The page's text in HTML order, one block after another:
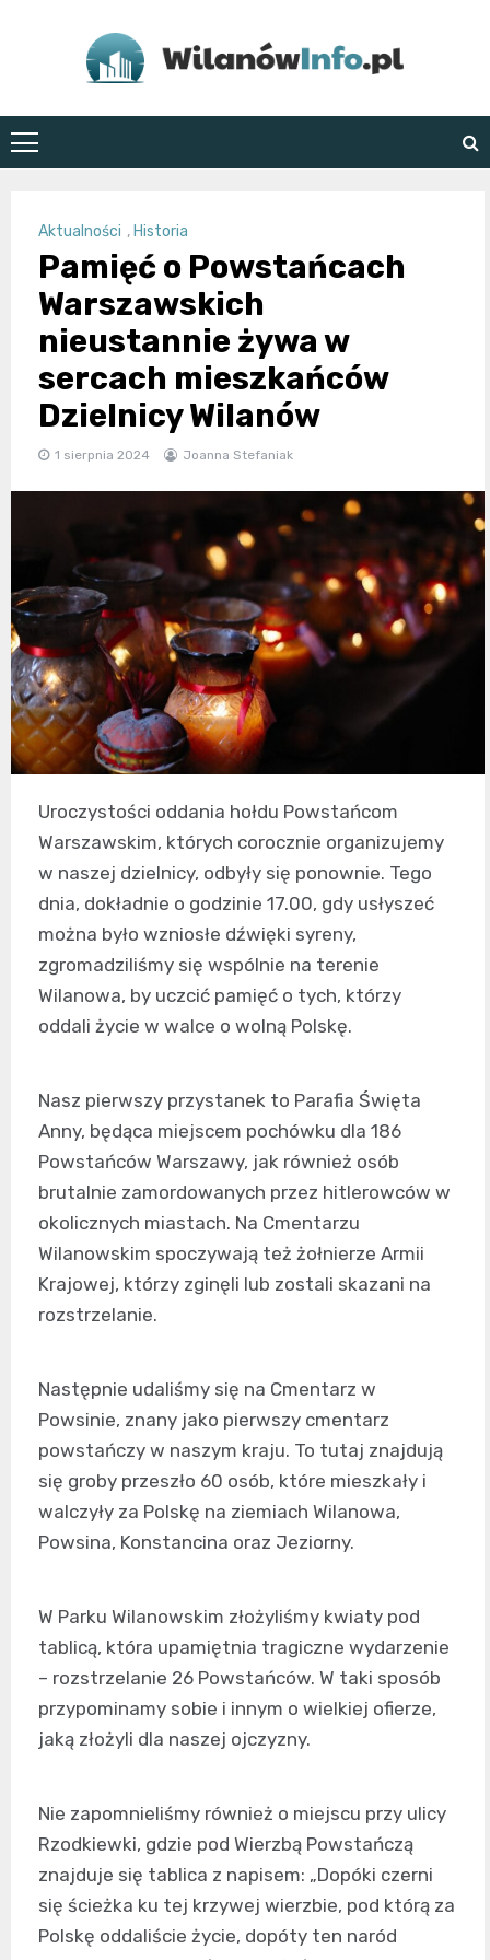
WilanówInfo.pl
Aktualności , Historia
Pamięć o Powstańcach
Warszawskich
nieustannie żywa w
sercach mieszkańców
Dzielnicy Wilanów
1 sierpnia 2024 Joanna Stefaniak
Uroczystości oddania hołdu Powstańcom
Warszawskim, których corocznie organizujemy
w naszej dzielnicy, odbyły się ponownie. Tego
dnia, dokładnie o godzinie 17.00, gdy usłyszeć
można było wzniosłe dźwięki syreny,
zgromadziliśmy się wspólnie na terenie
Wilanowa, by uczcić pamięć o tych, którzy
oddali życie w walce o wolną Polskę.
Nasz pierwszy przystanek to Parafia Święta
Anny, będąca miejscem pochówku dla 186
Powstańców Warszawy, jak również osób
brutalnie zamordowanych przez hitlerowców w
okolicznych miastach. Na Cmentarzu
Wilanowskim spoczywają też żołnierze Armii
Krajowej, którzy zginęli lub zostali skazani na
rozstrzelanie.
Następnie udaliśmy się na Cmentarz w
Powsinie, znany jako pierwszy cmentarz
powstańczy w naszym kraju. To tutaj znajdują
się groby przeszło 60 osób, które mieszkały i
walczyły za Polskę na ziemiach Wilanowa,
Powsina, Konstancina oraz Jeziorny.
W Parku Wilanowskim złożyliśmy kwiaty pod
tablicą, która upamiętnia tragiczne wydarzenie
– rozstrzelanie 26 Powstańców. W taki sposób
przypominamy sobie i innym o wielkiej ofierze,
jaką złożyli dla naszej ojczyzny.
Nie zapomnieliśmy również o miejscu przy ulicy
Rzodkiewki, gdzie pod Wierzbą Powstańczą
znajduje się tablica z napisem: „Dopóki czerni
się ścieżka ku tej krzywej wierzbie, pod którą za
Polskę oddaliście życie, dopóty ten naród